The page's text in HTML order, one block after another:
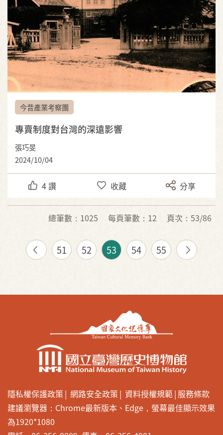
今昔產業考察團
專賣制度對台灣的深遠影響
張巧旻
2024/10/04
4讚 收藏 分享
總筆數：1025 每頁筆數：12 頁次：53/86
51 52 53 54 55
隱私權保護政策 網路安全政策 資料授權規範 服務條款
建議瀏覽器：Chrome最新版本、Edge，螢幕最佳顯示效果
為1920*1080